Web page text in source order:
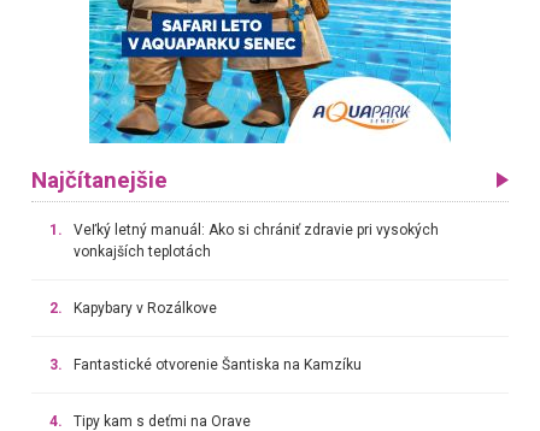
Najčítanejšie
1.
Veľký letný manuál: Ako si chrániť zdravie pri vysokých
vonkajších teplotách
2. Kapybary v Rozálkove
3. Fantastické otvorenie Šantiska na Kamzíku
4. Tipy kam s deťmi na Orave